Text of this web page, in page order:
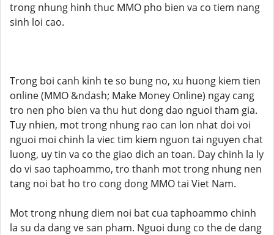
trong nhung hinh thuc MMO pho bien va co tiem nang
sinh loi cao.
Trong boi canh kinh te so bung no, xu huong kiem tien
online (MMO &ndash; Make Money Online) ngay cang
tro nen pho bien va thu hut dong dao nguoi tham gia.
Tuy nhien, mot trong nhung rao can lon nhat doi voi
nguoi moi chinh la viec tim kiem nguon tai nguyen chat
luong, uy tin va co the giao dich an toan. Day chinh la ly
do vi sao taphoammo, tro thanh mot trong nhung nen
tang noi bat ho tro cong dong MMO tai Viet Nam.
Mot trong nhung diem noi bat cua taphoammo chinh
la su da dang ve san pham. Nguoi dung co the de dang